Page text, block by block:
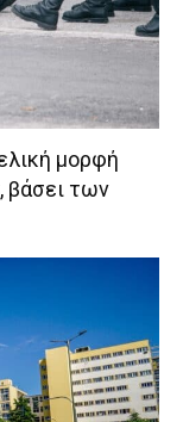
μορφή
βάσει των